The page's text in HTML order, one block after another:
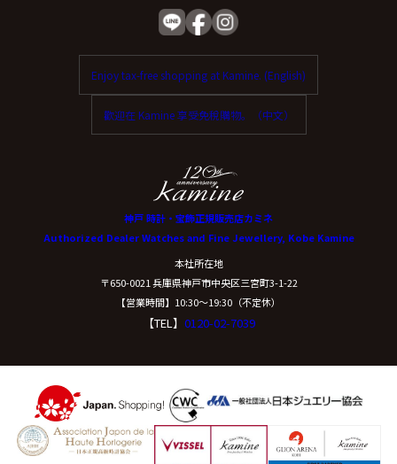
ご本人からの求めにより、当社が保有する保有個人デー
開示等に応ずる窓口は、下記「当社の個人情報の取扱い
に関する苦情、相談等の問合せ先」を参照してくださ
（８）本人が容易に認識できない方法による個
人情報の取得
おりません。
（９）個人情報の安全管理措置について
Enjoy tax-free shopping at Kamine. (English)
歡迎在 Kamine 享受免稅購物。（中文）
神戸 時計・宝飾正規販売店カミネ
Authorized Dealer Watches and Fine Jewellery, Kobe Kamine
本社所在地
〒650-0021 兵庫県神戸市中央区三宮町3-1-22
【営業時間】10:30〜19:30（不定休）
【TEL】 0120-02-7039